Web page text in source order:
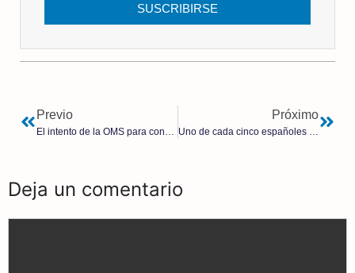
SUSCRIBIRSE
Previo Próximo
Deja un comentario